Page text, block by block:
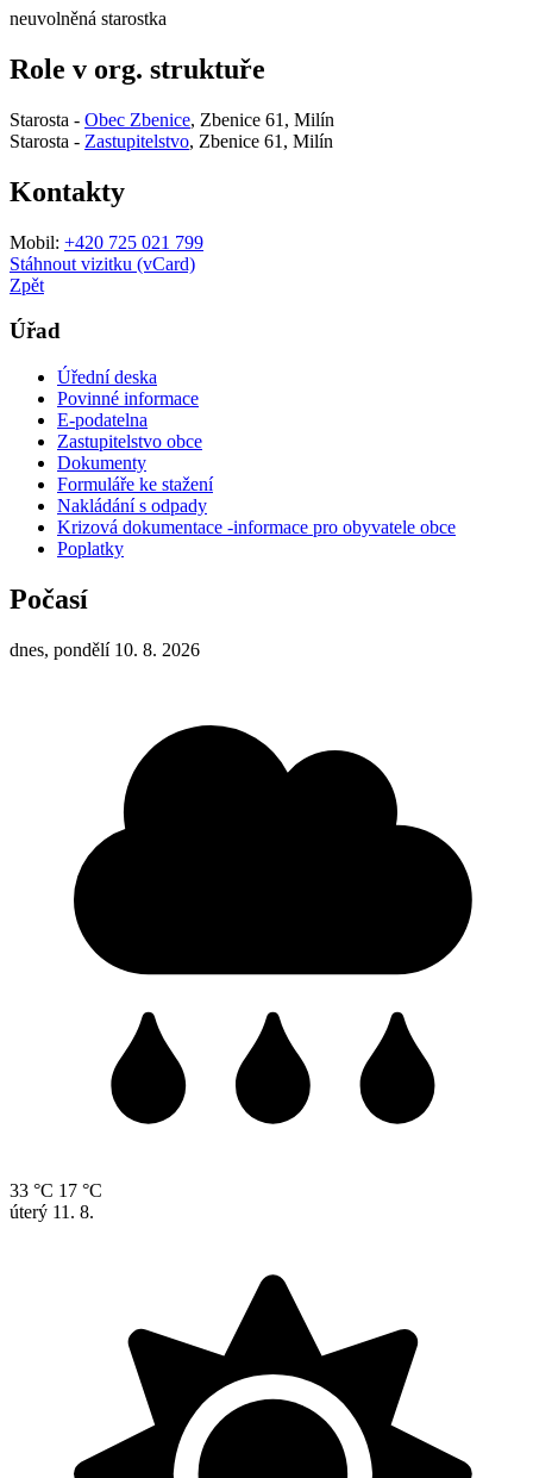
neuvolněná starostka
Role v org. struktuře
Starosta - Obec Zbenice, Zbenice 61, Milín
Starosta - Zastupitelstvo, Zbenice 61, Milín
Kontakty
Mobil: +420 725 021 799
Stáhnout vizitku (vCard)
Zpět
Úřad
Úřední deska
Povinné informace
E-podatelna
Zastupitelstvo obce
Dokumenty
Formuláře ke stažení
Nakládání s odpady
Krizová dokumentace -informace pro obyvatele obce
Poplatky
Počasí
dnes, pondělí 10. 8. 2026
33 °C 17 °C
úterý 11. 8.